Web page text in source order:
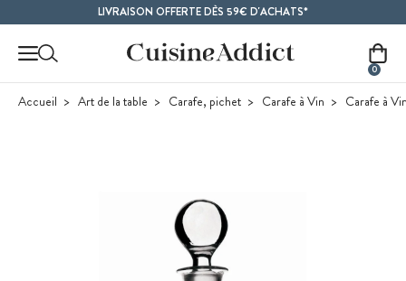
LIVRAISON OFFERTE DÈS 59€ D'ACHATS*
0
Accueil Art de la table Carafe, pichet Carafe à Vin Carafe à